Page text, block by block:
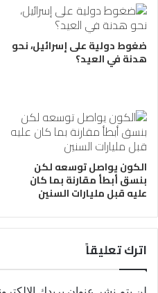
ضغوط دولية على إسرائيل، نحو
هدنة في العيد؟
الكون يواصل توسعه لكن
بنسق أبطأ مقارنة بما كان
عليه قبل مليارات السنين
اترك تعليقاً